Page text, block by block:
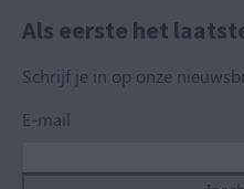
Als eerste het
Schrijf je in op onze
E-mail